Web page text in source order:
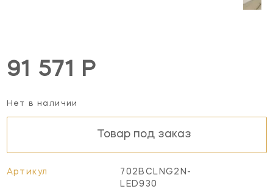
91 571 Р
Нет в наличии
Товар под заказ
Артикул
702BCLNG2N-
LED930